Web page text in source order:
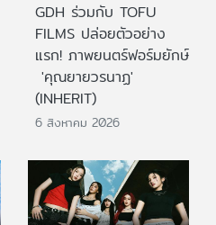
GDH ร่วมกับ TOFU
FILMS ปล่อยตัวอย่าง
แรก! ภาพยนตร์ฟอร์มยักษ์
'คุณยายวรนาฏ'
(INHERIT)
6 สิงหาคม 2026